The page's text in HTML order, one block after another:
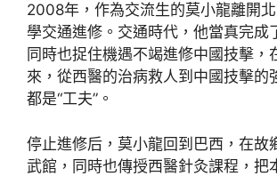
2008年，作為交流生的莫小龍離開
學交通進修。交通時代，他當真完成
同時也捉住機遇不竭進修中國技擊，
來，從西醫的治病救人到中國技擊的
都是“工夫”。
停止進修后，莫小龍回到巴西，在故
武館，同時也傳授西醫針灸課程，把